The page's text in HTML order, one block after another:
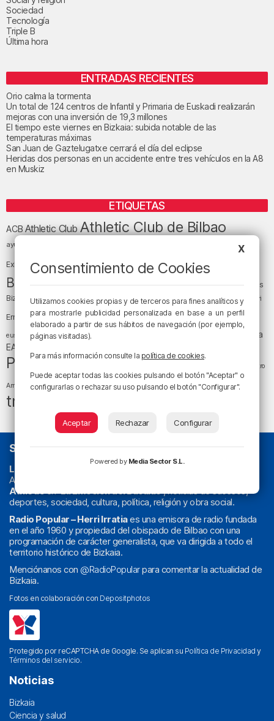
Sociedad
Tecnología
Triple B
Última hora
ENTRADAS RECIENTES
Orio calma la tormenta
Un total de 124 centros de Infantil y Primaria de Euskadi realizarán
mejoras con una inversión de 19,3 millones
El tiempo este viernes en Bizkaia: subida notable de las
temperaturas máximas
San Juan de Gaztelugatxe cerrará el día del eclipse
Heridas dos personas en un accidente entre tres vehículos en la A8
en Muskiz
ETIQUETAS
ACBAthletic ClubAthletic Club de Bilbao
ayuntamiento de Bilbao BEC (Bilbao
Exhibition Center) BilbaoBilbao Basket Bizkaia
Bizkaia y sus comarcas Copa del Rey cultura Cáritas
Bizkaia
Deusto Diócesis de Bilbao Egunon Bizkaia el tiempo Enkarterri
Ernesto Valverde Ertzaintza Euskadi (País Vasco)
euskera fiestas fútbol LaLiga
LaLiga
EA Sports
Política sociedadsucesos Teatro
Arriaga tiempotiempo atmosféricotráfico
tráfico en Bizkaia
SOBRE NOSOTROS
La radio sin cadenas
. Desde 1960 haciendo radio en Bilbao.
Actualidad y
Athletic
deportes, sociedad, cultura, política, religión y obra social.
Radio Popular – Herri Irratiaes una emisora de radio fundada
en el año 1960 y propiedad del obispado de Bilbao con una
programación de carácter generalista, que va dirigida a todo el
territorio histórico de Bizkaia.
Menciónanos con @RadioPopularpara comentar la actualidad de
Bizkaia.
Fotos en colaboración con Depositphotos
Protegido por reCAPTCHA de Google. Se aplican su Política de Privacidad y
Términos del servicio.
Noticias
Bizkaia
Ciencia y salud
X
Consentimiento de Cookies
Utilizamos cookies propias y de terceros para fines analíticos y
para mostrarle publicidad personalizada en base a un perfil
elaborado a partir de sus hábitos de navegación (por ejemplo,
páginas visitadas).
Para más información consulte la política de cookies.
Puede aceptar todas las cookies pulsando el botón "Aceptar" o
configurarlas o rechazar su uso pulsando el botón "Configurar".
Aceptar Rechazar Configurar
Powered by Media Sector S.L.